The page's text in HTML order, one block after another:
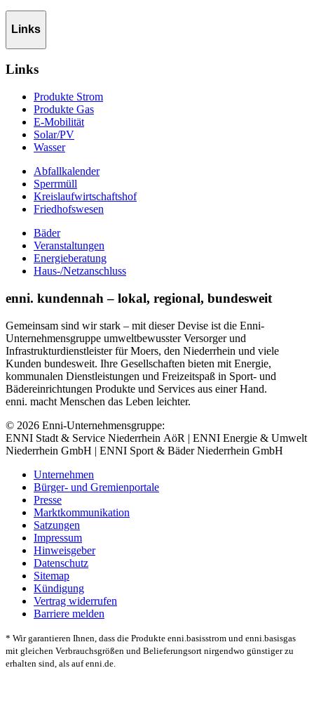
Links
Links
Produkte Strom
Produkte Gas
E-Mobilität
Solar/PV
Wasser
Abfallkalender
Sperrmüll
Kreislaufwirtschaftshof
Friedhofswesen
Bäder
Veranstaltungen
Energieberatung
Haus-/Netzanschluss
enni. kundennah – lokal, regional, bundesweit
Gemeinsam sind wir stark – mit dieser Devise ist die Enni-
Unternehmensgruppe umweltbewusster Versorger und
Infrastrukturdienstleister für Moers, den Niederrhein und viele
Kunden bundesweit. Ihre Gesellschaften bieten mit Energie,
kommunalen Dienstleistungen und Freizeitspaß in Sport- und
Bädereinrichtungen Produkte und Services aus einer Hand.
enni. macht Menschen das Leben leichter.
© 2026 Enni-Unternehmensgruppe:
ENNI Stadt & Service Niederrhein AöR | ENNI Energie & Umwelt
Niederrhein GmbH | ENNI Sport & Bäder Niederrhein GmbH
Unternehmen
Bürger- und Gremienportale
Presse
Marktkommunikation
Satzungen
Impressum
Hinweisgeber
Datenschutz
Sitemap
Kündigung
Vertrag widerrufen
Barriere melden
* Wir garantieren Ihnen, dass die Produkte enni.basisstrom und enni.basisgas
mit gleichen Verbrauchsgrößen und Belieferungsort nirgendwo günstiger zu
erhalten sind, als auf enni.de.